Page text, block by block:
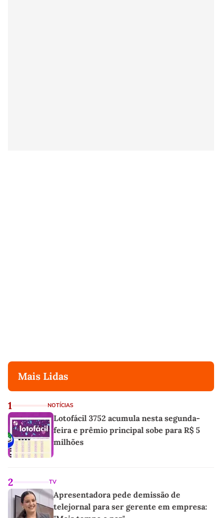
Mais Lidas
1 NOTÍCIAS
Lotofácil 3752 acumula nesta segunda-
feira e prêmio principal sobe para R$ 5
milhões
2 TV
Apresentadora pede demissão de
telejornal para ser gerente em empresa: